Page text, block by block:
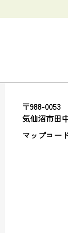
〒988-0053
気仙沼市田
マップコー